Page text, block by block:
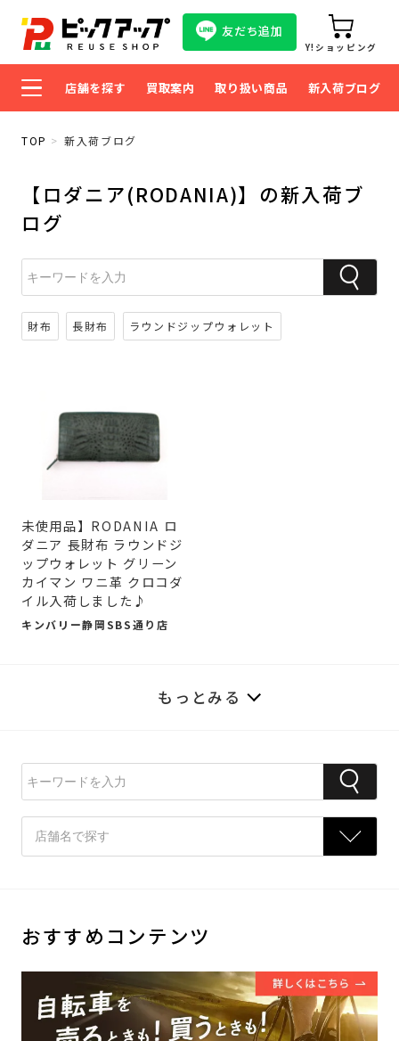
友だち追加
Y!ショッピング
店舗を探す 買取案内 取り扱い商品 新入荷ブログ
TOP 新入荷ブログ
【ロダニア(RODANIA)】の新入荷ブ
ログ
財布 長財布 ラウンドジップウォレット
未使用品】RODANIA ロ
ダニア 長財布 ラウンドジ
ップウォレット グリーン
カイマン ワニ革 クロコダ
イル入荷しました♪
キンバリー静岡SBS通り店
もっとみる
おすすめコンテンツ